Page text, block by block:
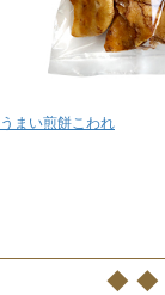
うまい煎餅こわれ
◆ ◆